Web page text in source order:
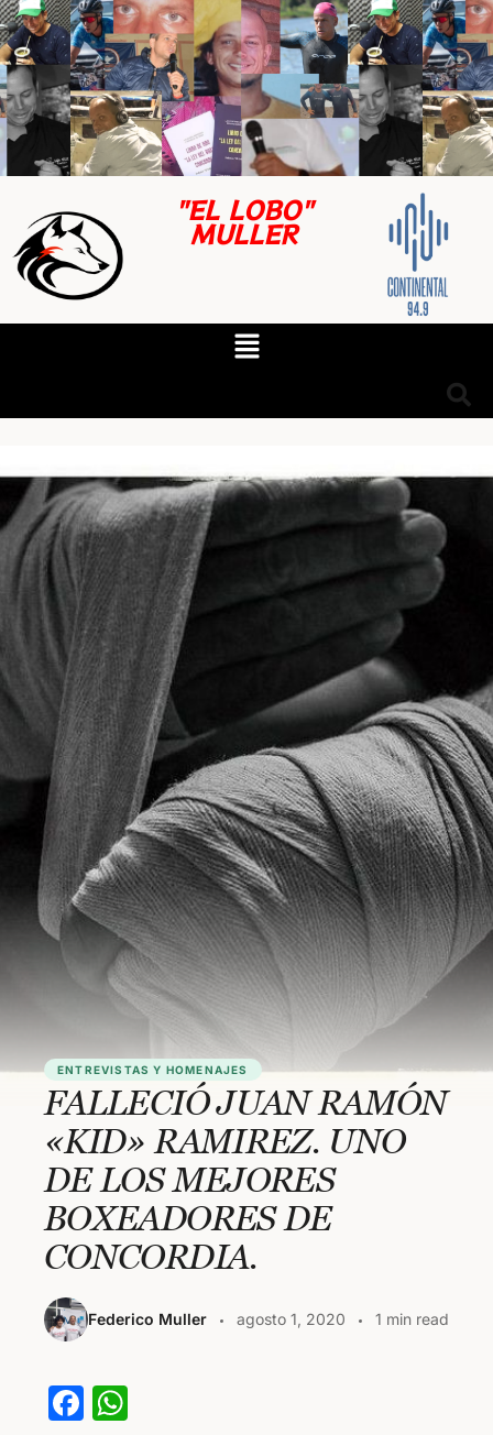
"EL LOBO"
MULLER
ENTREVISTAS Y HOMENAJES
FALLECIÓ JUAN RAMÓN
«KID» RAMIREZ. UNO
DE LOS MEJORES
BOXEADORES DE
CONCORDIA.
Federico Muller agosto 1, 2020 1 min read
F